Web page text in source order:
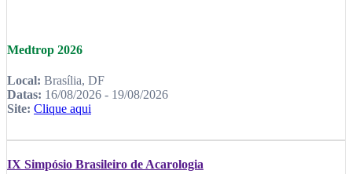
Medtrop 2026
Local: Brasília, DF
Datas: 16/08/2026 - 19/08/2026
Site: Clique aqui
IX Simpósio Brasileiro de Acarologia